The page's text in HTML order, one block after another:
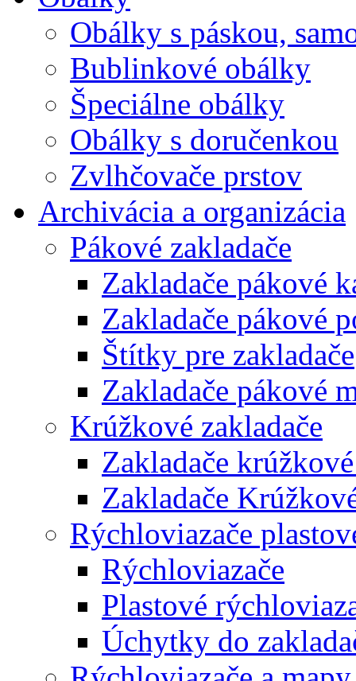
Obálky s páskou,
Bublinkové obálky
Špeciálne obálky
Obálky s doručenkou
Zvlhčovače prstov
Archivácia a organizácia
Pákové zakladače
Zakladače pákové
Zakladače pákové
Štítky pre zakladače
Zakladače pákové
Krúžkové zakladače
Zakladače
Zakladače
Rýchloviazače
Rýchloviazače
Plastové
Úchytky do